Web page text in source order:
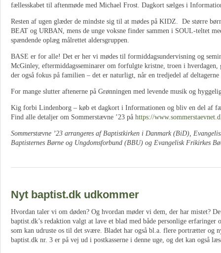
fællesskabet til aftenmøde med Michael Frost. Dagkort sælges i
Resten af ugen glæder de mindste sig til at mødes på KIDZ. De større
BEAT og URBAN, mens de unge voksne finder sammen i SOUL-teltet
spændende oplæg målrettet aldersgruppen.
BASE er for alle! Det er her vi mødes til formiddagsundervisning og
McGinley, eftermiddagsseminarer om forfulgte kristne, troen i
der også fokus på familien – det er naturligt, når en tredjedel af deltagerne
For mange slutter aftenerne på Grønningen med levende musik og
Kig forbi Lindenborg – køb et dagkort i Informationen og bliv en del af
Find alle detaljer om Sommerstævne ’23 på https://
Sommerstævne ’23 arrangeres af Baptistkirken i Danmark (BiD),
Baptisternes Børne og Ungdomsforbund (BBU) og Evangelisk Frikirkes
Nyt baptist.dk udkommer
Hvordan taler vi om døden? Og hvordan møder vi dem, der har mistet?
baptist.dk’s redaktion valgt at lave et blad med både personlige erfaringer
som kan udruste os til det svære. Bladet har også bl.a. flere portrætter og
baptist.dk nr. 3 er på vej ud i postkasserne i denne uge, og det kan også